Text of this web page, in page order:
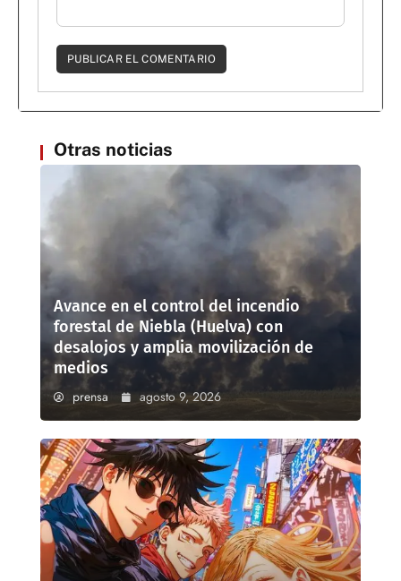
Otras noticias
Avance en el control del incendio
forestal de Niebla (Huelva) con
desalojos y amplia movilización de
medios
prensa agosto 9, 2026